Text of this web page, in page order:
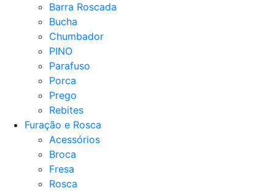
Barra Roscada
Bucha
Chumbador
PINO
Parafuso
Porca
Prego
Rebites
Furação e Rosca
Acessórios
Broca
Fresa
Rosca